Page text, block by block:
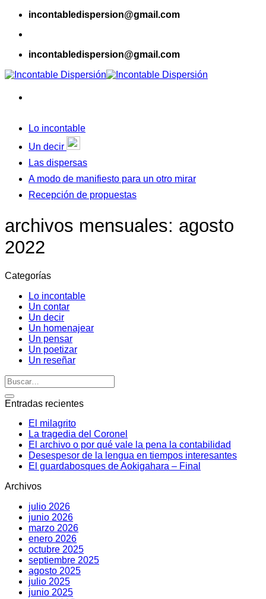
Skip
content
incontabledispersion@gmail.com
incontabledispersion@gmail.com
Lo incontable
Un decir
Las dispersas
A modo de manifiesto para un otro mirar
Recepción de propuestas
archivos mensuales: agosto
2022
Categorías
Lo incontable
Un contar
Un decir
Un homenajear
Un pensar
Un poetizar
Un reseñar
Entradas recientes
El milagrito
La tragedia del Coronel
El archivo o por qué vale la pena la contabilidad
Desespesor de la lengua en tiempos interesantes
El guardabosques de Aokigahara – Final
Archivos
julio 2026
junio 2026
marzo 2026
enero 2026
octubre 2025
septiembre 2025
agosto 2025
julio 2025
junio 2025